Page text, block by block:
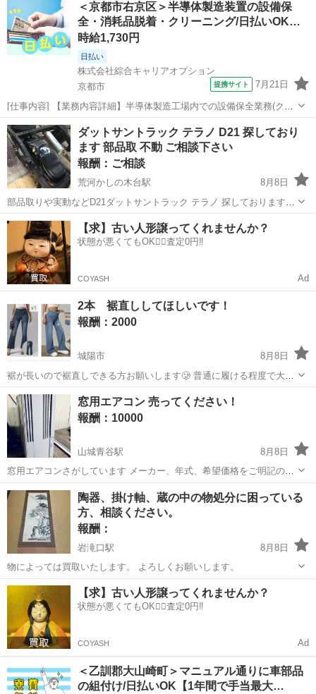
＜京都市右京区＞半導体製造装置の設備保
全・消耗品脱着・クリーニング/日払いOK…
時給1,730円
日払い
株式会社綜合キャリアオプション
京都市
提携サイト 7月21日
[仕事内容] 【業務内容詳細】半導体製造工場内での設備保全業務(クリ
ーンルーム内作業)工場内での半導体製造装置の設備メンテナンスや保
全業務 (未経験者OK 経験あれば尚良し)工場内での半導体製造装置
の保全。 機械の消耗品の脱...
京都 京都市 工場
ダットサントラック テラノ D21 探しており
ます 部品取 不動 ご相談下さい
報酬：ご相談
荒河かしの木台駅
8月8日
部品取りや実動などD21ダットサントラック テラノ 探しております。
ダットサントラック テラノ D21 ベストな希望は2000ccの前期 その他
でも大丈夫です。 お持ちの方はご連絡下さい。 報酬は状態によって...
京都 福知山市 荒河かしの木台駅 買いたい/ください
ダットサン
【求】古い人形譲ってくれませんか？
状態が悪くてもOK🙆‍♀️査定0円‼️
COYASH Ad
2本 裾直ししてほしいです！
報酬：2000
城陽市
8月8日
裾が長いので裾直しできる方お願いします🥲 普通に履ける程度で大丈
夫なので、きれいな仕上がりとかは気にしません！ ご自宅まで持って
いきとりにもいきます！ よろしくお願いします( т т ) 2本で2,000円で
考えておりま...
京都 城陽市 買いたい/ください
窓用エアコン 売ってください！
報酬：10000
山城青谷駅
8月8日
窓用エアコンさがしています メーカー、年式、希望価格をご明記の
上、ご連絡頂けたらこちらからご返信させてもらいます。 年式状態に
よりお値段変動します。 状態が悪くても無料にて回収は可能です よろ
しくお願いします(^ ^)
京都 綴喜郡 山城青谷駅 買いたい/ください
陶器、掛け軸、蔵の中の物処分に困っている
方、相談ください。
報酬：
岩滝口駅
8月8日
物によっては買取いたします。 よろしくお願いします。
京都 与謝郡 岩滝口駅 買いたい/ください
【求】古い人形譲ってくれませんか？
状態が悪くてもOK🙆‍♀️査定0円‼️
COYASH Ad
＜乙訓郡大山崎町＞マニュアル通りに車部品
の組付け/日払いOK【1年間で手当最大…